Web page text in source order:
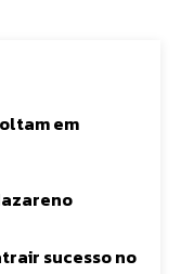
em
sucesso no